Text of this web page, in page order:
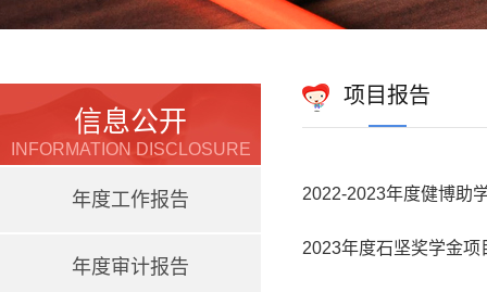
信息公开
INFORMATION DISCLOSURE
年度工作报告
年度审计报告
项目报告
2022-2023年度健博助
2023年度石坚奖学金项